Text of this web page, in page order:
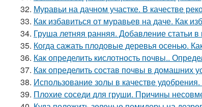
32. Муравьи на дачном участке. В качестве
33. Как избавиться от муравьев на даче. Как
34. Груша летняя ранняя. Добавление статьи
35. Когда сажать плодовые деревья осенью.
36. Как определить кислотность почвы..
37. Как определить состав почвы в домашних
38. Использование золы в качестве
39. Плохие соседи для груши. Причины